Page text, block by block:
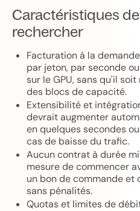
Caractéristiques
rechercher
Facturation à la
par jeton, par seconde
sur le GPU, sans qu'il
des blocs de capacité.
Extensibilité et
devrait augmenter
en quelques secondes
cas de baisse du trafic.
Aucun contrat à durée
mesure de commencer
un bon de commande
sans pénalités.
Quotas et limites de